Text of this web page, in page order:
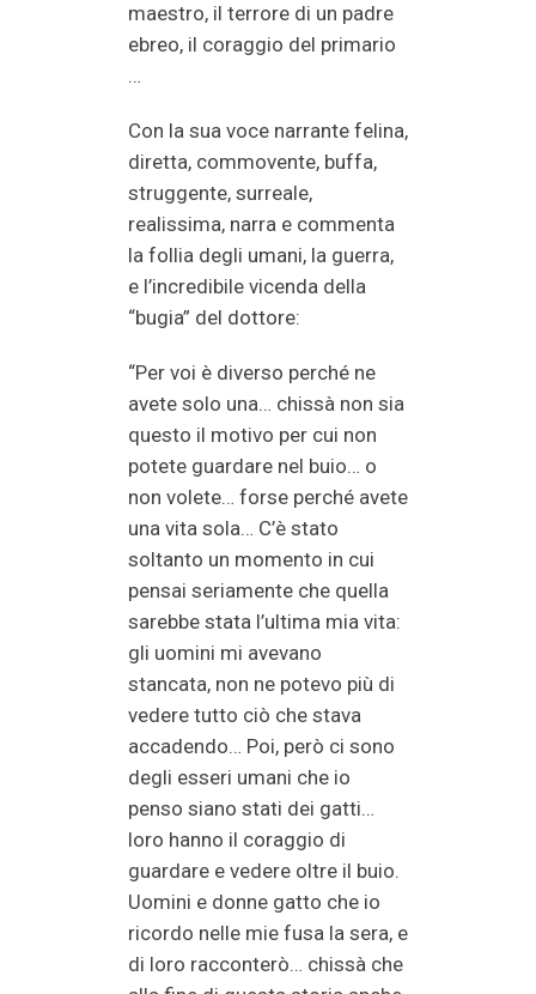
maestro, il terrore di un padre
ebreo, il coraggio del primario
…
Con la sua voce narrante felina,
diretta, commovente, buffa,
struggente, surreale,
realissima, narra e commenta
la follia degli umani, la guerra,
e l’incredibile vicenda della
“bugia” del dottore:
“Per voi è diverso perché ne
avete solo una… chissà non sia
questo il motivo per cui non
potete guardare nel buio… o
non volete… forse perché avete
una vita sola… C’è stato
soltanto un momento in cui
pensai seriamente che quella
sarebbe stata l’ultima mia vita:
gli uomini mi avevano
stancata, non ne potevo più di
vedere tutto ciò che stava
accadendo… Poi, però ci sono
degli esseri umani che io
penso siano stati dei gatti…
loro hanno il coraggio di
guardare e vedere oltre il buio.
Uomini e donne gatto che io
ricordo nelle mie fusa la sera, e
di loro racconterò… chissà che